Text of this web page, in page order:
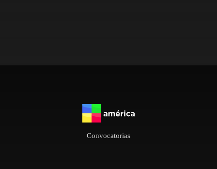
Convocatorias